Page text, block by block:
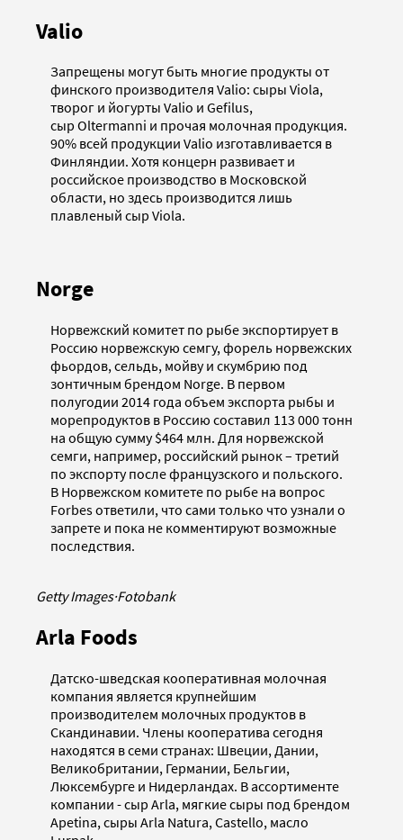
Valio
Запрещены могут быть многие продукты от
финского производителя Valio: сыры Viola,
творог и йогурты Valio и Gefilus,
сыр Oltermanni и прочая молочная продукция.
90% всей продукции Valio изготавливается в
Финляндии. Хотя концерн развивает и
российское производство в Московской
области, но здесь производится лишь
плавленый сыр Viola.
Norge
Норвежский комитет по рыбе экспортирует в
Россию норвежскую семгу, форель норвежских
фьордов, сельдь, мойву и скумбрию под
зонтичным брендом Norge. В первом
полугодии 2014 года объем экспорта рыбы и
морепродуктов в Россию составил 113 000 тонн
на общую сумму $464 млн. Для норвежской
семги, например, российский рынок – третий
по экспорту после французского и польского.
В Норвежском комитете по рыбе на вопрос
Forbes ответили, что сами только что узнали о
запрете и пока не комментируют возможные
последствия.
Getty Images·Fotobank
Arla Foods
Датско-шведская кооперативная молочная
компания является крупнейшим
производителем молочных продуктов в
Скандинавии. Члены кооператива сегодня
находятся в семи странах: Швеции, Дании,
Великобритании, Германии, Бельгии,
Люксембурге и Нидерландах. В ассортименте
компании - сыр Arla, мягкие сыры под брендом
Apetina, сыры Arla Natura, Castello, масло